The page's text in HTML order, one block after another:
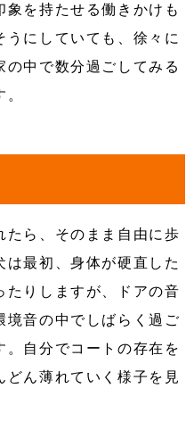
を持たせる働きかけも
うにしていても、徐々に
中で数分過ごしてみる
たら、そのまま自由に歩
最初、身体が硬直した
たりしますが、ドアの音
境音の中でしばらく過ご
自分でコートの存在を
ん薄れていく様子を見